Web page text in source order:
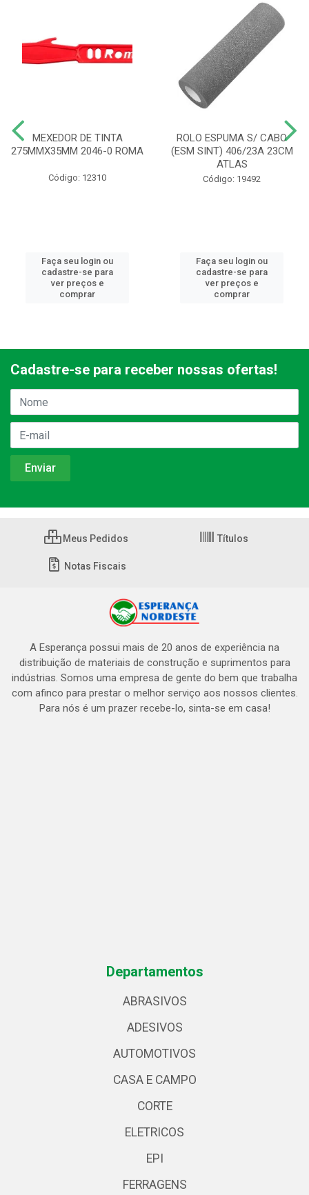
MEXEDOR DE TINTA
275MMX35MM 2046-0 ROMA
Código: 12310
Faça seu login ou
cadastre-se para
ver preços e
comprar
ROLO ESPUMA S/ CABO
(ESM SINT) 406/23A 23CM
ATLAS
Código: 19492
Faça seu login ou
cadastre-se para
ver preços e
comprar
Cadastre-se para receber nossas ofertas!
Meus Pedidos Títulos
Notas Fiscais
A Esperança possui mais de 20 anos de experiência na
distribuição de materiais de construção e suprimentos para
indústrias. Somos uma empresa de gente do bem que trabalha
com afinco para prestar o melhor serviço aos nossos clientes.
Para nós é um prazer recebe-lo, sinta-se em casa!
Departamentos
ABRASIVOS
ADESIVOS
AUTOMOTIVOS
CASA E CAMPO
CORTE
ELETRICOS
EPI
FERRAGENS